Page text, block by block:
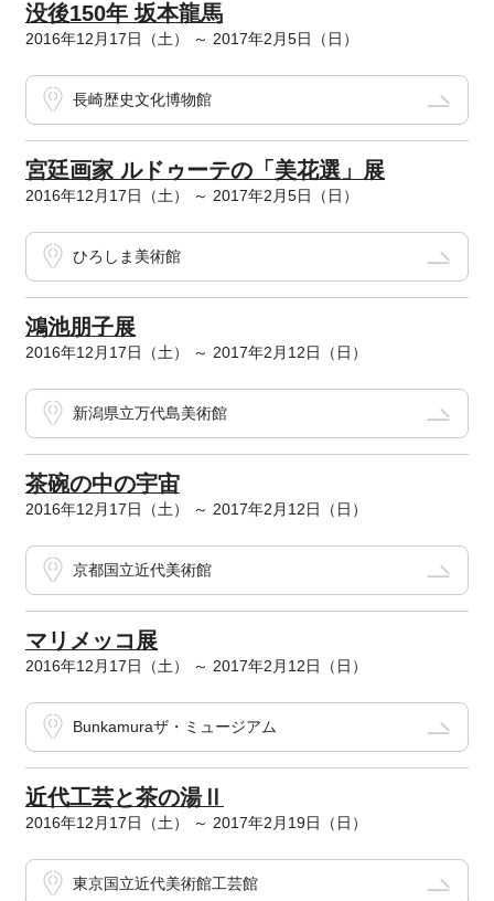
没後150年 坂本龍馬
2016年12月17日（土） ～ 2017年2月5日（日）
長崎歴史文化博物館
宮廷画家 ルドゥーテの「美花選」展
2016年12月17日（土） ～ 2017年2月5日（日）
ひろしま美術館
鴻池朋子展
2016年12月17日（土） ～ 2017年2月12日（日）
新潟県立万代島美術館
茶碗の中の宇宙
2016年12月17日（土） ～ 2017年2月12日（日）
京都国立近代美術館
マリメッコ展
2016年12月17日（土） ～ 2017年2月12日（日）
Bunkamuraザ・ミュージアム
近代工芸と茶の湯Ⅱ
2016年12月17日（土） ～ 2017年2月19日（日）
東京国立近代美術館工芸館